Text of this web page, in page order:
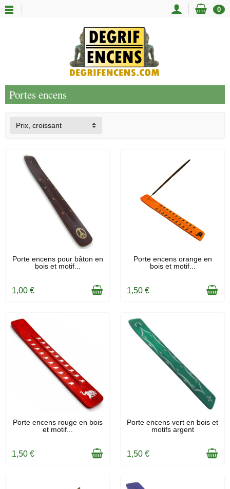
0
Portes encens
Prix, croissant
EN STOCK
Porte encens pour bâton en
bois et motif...
1,00 €
EN STOCK
Porte encens orange en
bois et motif...
1,50 €
EN STOCK
Porte encens rouge en bois
et motif...
1,50 €
EN STOCK
Porte encens vert en bois et
motifs argent
1,50 €